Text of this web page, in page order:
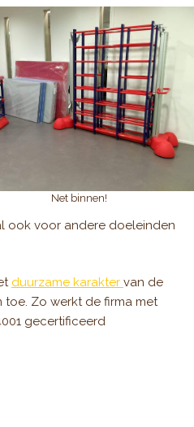
Net binnen!
ook voor andere doeleinden
duurzame karakter van de
toe. Zo werkt de firma met
gecertificeerd